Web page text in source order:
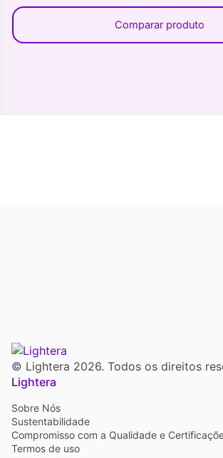
Comparar produto
© Lightera 2026. Todos os direitos
Lightera
Sobre Nós
Sustentabilidade
Compromisso com a Qualidade e
Termos de uso